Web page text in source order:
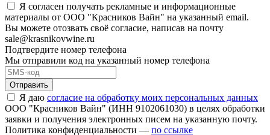
Я согласен получать рекламные и информационные
материалы от ООО "Красников Вайн" на указанный email.
Вы можете отозвать своё согласие, написав на почту
sale@krasnikovwine.ru
Подтвердите номер телефона
Мы отправили код на указанный номер телефона
Отправить
Я даю согласие на обработку моих персональных данных
ООО "Красников Вайн" (ИНН 9102061030) в целях обработки
заявки и получения электронных писем на указанную почту.
Политика конфиденциальности — по ссылке